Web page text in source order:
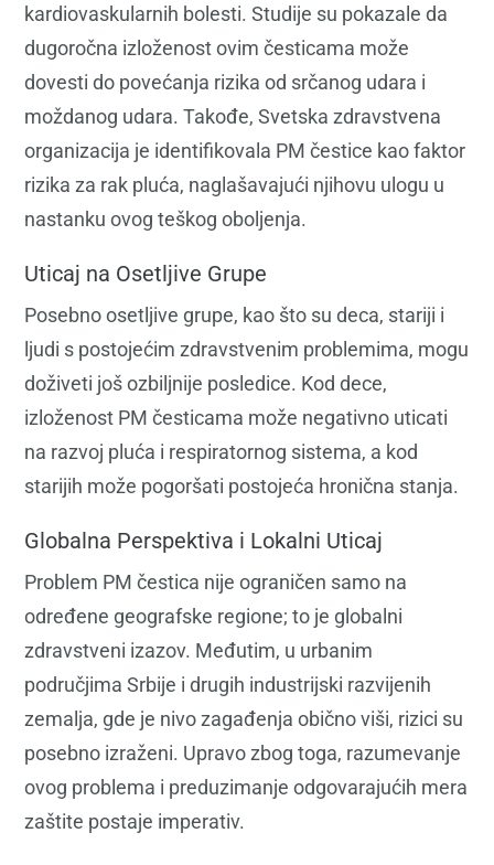
kardiovaskularnih bolesti. Studije su pokazale da
dugoročna izloženost ovim česticama može
dovesti do povećanja rizika od srčanog udara i
moždanog udara. Takođe, Svetska zdravstvena
organizacija je identifikovala PM čestice kao faktor
rizika za rak pluća, naglašavajući njihovu ulogu u
nastanku ovog teškog oboljenja.
Uticaj na Osetljive Grupe
Posebno osetljive grupe, kao što su deca, stariji i
ljudi s postojećim zdravstvenim problemima, mogu
doživeti još ozbiljnije posledice. Kod dece,
izloženost PM česticama može negativno uticati
na razvoj pluća i respiratornog sistema, a kod
starijih može pogoršati postojeća hronična stanja.
Globalna Perspektiva i Lokalni Uticaj
Problem PM čestica nije ograničen samo na
određene geografske regione; to je globalni
zdravstveni izazov. Međutim, u urbanim
područjima Srbije i drugih industrijski razvijenih
zemalja, gde je nivo zagađenja obično viši, rizici su
posebno izraženi. Upravo zbog toga, razumevanje
ovog problema i preduzimanje odgovarajućih mera
zaštite postaje imperativ.